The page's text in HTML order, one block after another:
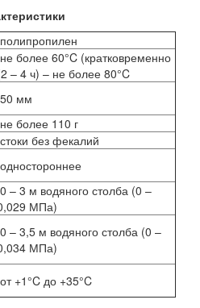
полипропилен
не более 60°C (кратковременно
– 4 ч) – не более 80°C
50 мм
не более 110 г
стоки без фекалий
одностороннее
0 – 3 м водяного столба (0 –
МПа)
0 – 3,5 м водяного столба (0 –
МПа)
от +1°C до +35°C